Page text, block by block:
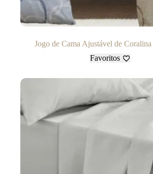
Jogo de Cama Ajustável de
Favoritos